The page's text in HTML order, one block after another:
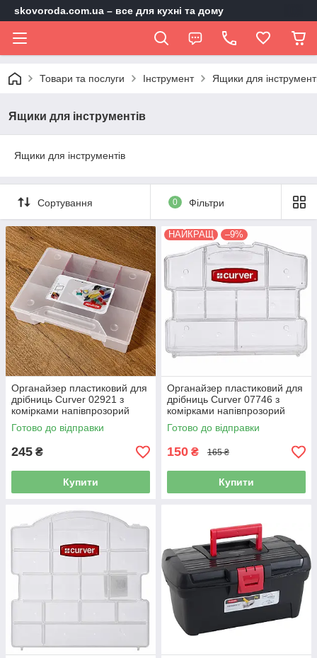
skovoroda.com.ua – все для кухні та дому
Товари та послуги Інструмент Ящики для
Ящики для інструментів
Ящики для інструментів
Сортування 0 Фільтри
Органайзер пластиковий для
дрібниць Curver 02921 з
комірками напівпрозорий
Готово до відправки
245 ₴
Купити
НАЙКРАЩ –9%
Органайзер пластиковий для
дрібниць Curver 07746 з
комірками напівпрозорий
Готово до відправки
150 ₴ 165 ₴
Купити